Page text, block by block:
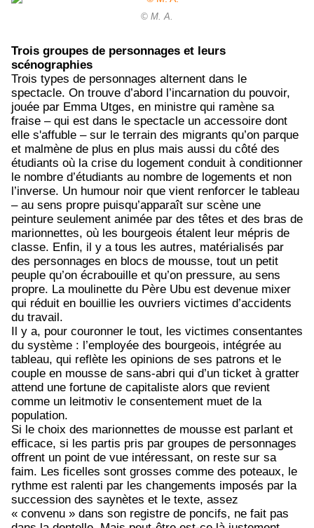
© M. A.
Trois groupes de personnages et leurs
scénographies
Trois types de personnages alternent dans le
spectacle. On trouve d’abord l’incarnation du pouvoir,
jouée par Emma Utges, en ministre qui ramène sa
fraise – qui est dans le spectacle un accessoire dont
elle s'affuble – sur le terrain des migrants qu’on parque
et malmène de plus en plus mais aussi du côté des
étudiants où la crise du logement conduit à conditionner
le nombre d’étudiants au nombre de logements et non
l’inverse. Un humour noir que vient renforcer le tableau
– au sens propre puisqu’apparaît sur scène une
peinture seulement animée par des têtes et des bras de
marionnettes, où les bourgeois étalent leur mépris de
classe. Enfin, il y a tous les autres, matérialisés par
des personnages en blocs de mousse, tout un petit
peuple qu’on écrabouille et qu’on pressure, au sens
propre. La moulinette du Père Ubu est devenue mixer
qui réduit en bouillie les ouvriers victimes d’accidents
du travail.
Il y a, pour couronner le tout, les victimes consentantes
du système : l’employée des bourgeois, intégrée au
tableau, qui reflète les opinions de ses patrons et le
couple en mousse de sans-abri qui d’un ticket à gratter
attend une fortune de capitaliste alors que revient
comme un leitmotiv le consentement muet de la
population.
Si le choix des marionnettes de mousse est parlant et
efficace, si les partis pris par groupes de personnages
offrent un point de vue intéressant, on reste sur sa
faim. Les ficelles sont grosses comme des poteaux, le
rythme est ralenti par les changements imposés par la
succession des saynètes et le texte, assez
« convenu » dans son registre de poncifs, ne fait pas